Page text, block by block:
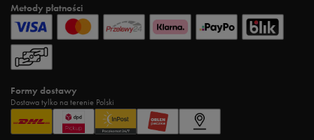
Metody płatności
Formy dostawy
Dostawa tylko na terenie Polski